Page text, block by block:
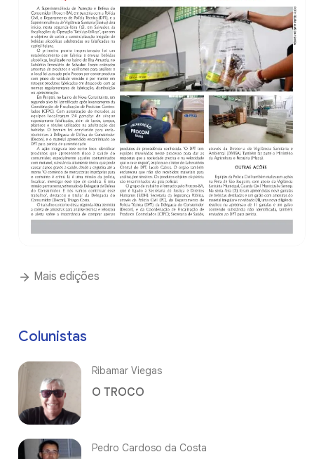
Mais edições
Colunistas
Ribamar Viegas
O TROCO
Pedro Cardoso da Costa